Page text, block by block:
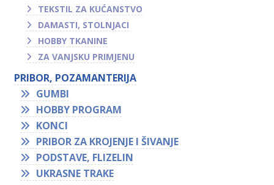
TEKSTIL ZA KUĆANSTVO
DAMASTI, STOLNJACI
HOBBY TKANINE
ZA VANJSKU PRIMJENU
PRIBOR, POZAMANTERIJA
GUMBI
HOBBY PROGRAM
KONCI
PRIBOR ZA KROJENJE I ŠIVANJE
PODSTAVE, FLIZELIN
UKRASNE TRAKE